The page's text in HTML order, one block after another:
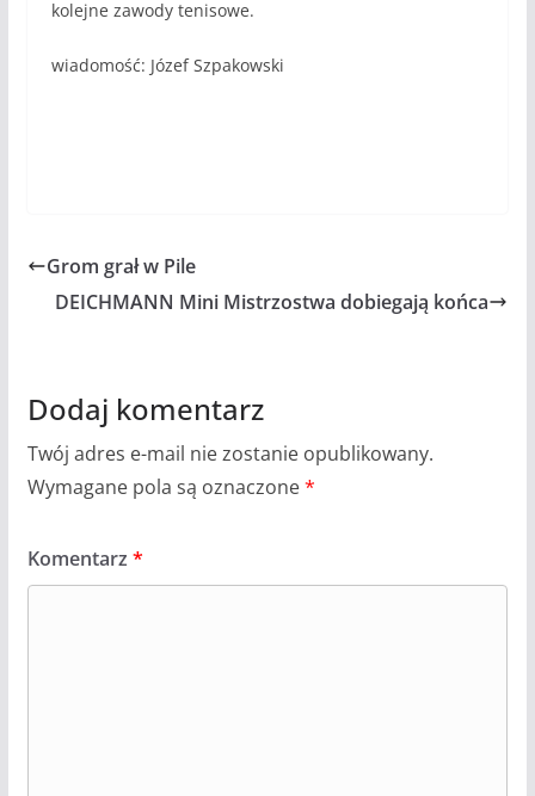
kolejne zawody tenisowe.
wiadomość: Józef Szpakowski
Grom grał w Pile
DEICHMANN Mini Mistrzostwa dobiegają końca
Dodaj komentarz
Twój adres e-mail nie zostanie opublikowany.
Wymagane pola są oznaczone*
Komentarz *